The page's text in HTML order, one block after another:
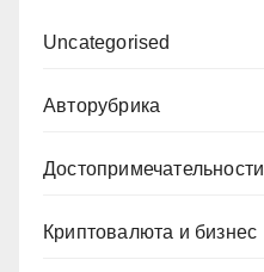
Uncategorised
Авторубрика
Достопримечательности
Криптовалюта и бизнес